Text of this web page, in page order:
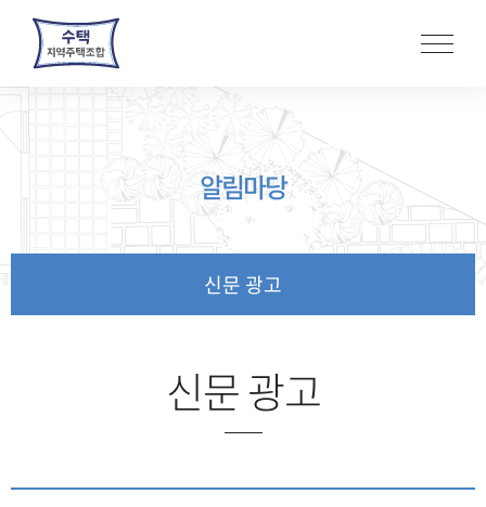
로
알림마당
신문 광고
신문 광고